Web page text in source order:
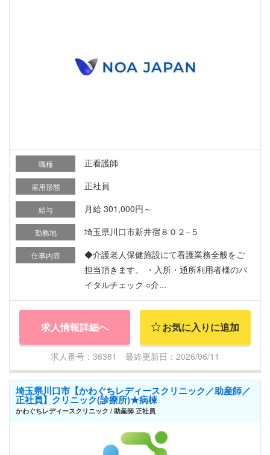
職種 正看護師
雇用形態 正社員
給与 月給 301,000円～
勤務地 埼玉県川口市新井宿８０２−５
仕事内容
◆介護老人保健施設にて看護業務全般をご
担当頂きます。 ・入所・通所利用者様のバ
イタルチェック ○介...
求人情報詳細へ お気に入りに追加
求人番号：36381 最終更新日：2026/06/11
埼玉県川口市【かわぐちレディースクリニック／助産師／
正社員】クリニック(診療所)★病棟
かわぐちレディースクリニック / 助産師 正社員